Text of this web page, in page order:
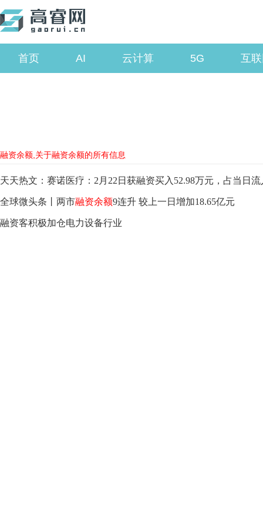
首页 AI 云计算 5G 互
融资余额,关于融资余额的所有信息
天天热文：赛诺医疗：2月22日获融资买入52.98万元，占当日
全球微头条丨两市融资余额9连升 较上一日增加18.65亿元
融资客积极加仓电力设备行业